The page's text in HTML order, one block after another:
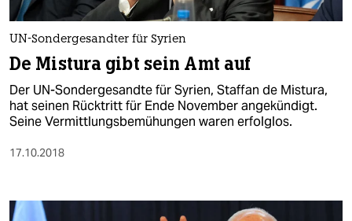
nord
wahrheit
verlag
shop
UN-Sondergesandter für Syrien
De Mistura gibt sein Amt auf
Der UN-Sondergesandte für Syrien, Staffan de Mistura,
hat seinen Rücktritt für Ende November angekündigt.
Seine Vermittlungsbemühungen waren erfolglos.
17.10.2018